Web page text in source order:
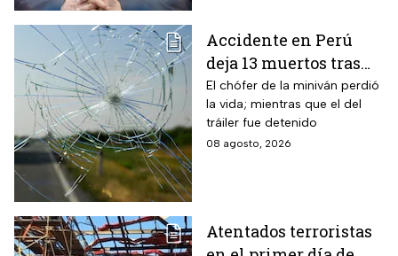
Accidente en Perú
deja 13 muertos tras
choque entre una
miniván y un tráiler
El chófer de la miniván perdió
la vida; mientras que el del
tráiler fue detenido
08 agosto, 2026
Atentados terroristas